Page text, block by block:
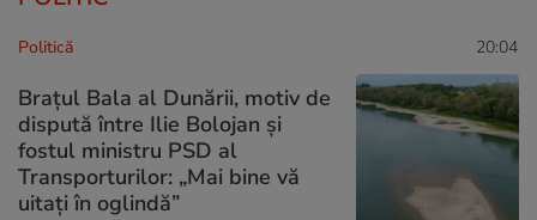
Politică 20:04
Brațul Bala al Dunării, motiv de
dispută între Ilie Bolojan și
fostul ministru PSD al
Transporturilor: „Mai bine vă
uitați în oglindă”